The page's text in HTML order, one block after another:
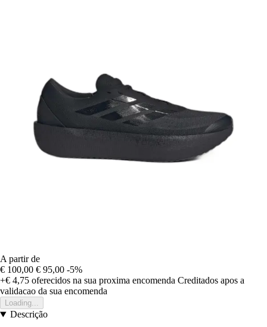
A partir de
€ 100,00 € 95,00 -5%
+€ 4,75 oferecidos na sua proxima encomenda Creditados apos a
validacao da sua encomenda
Loading...
Descrição